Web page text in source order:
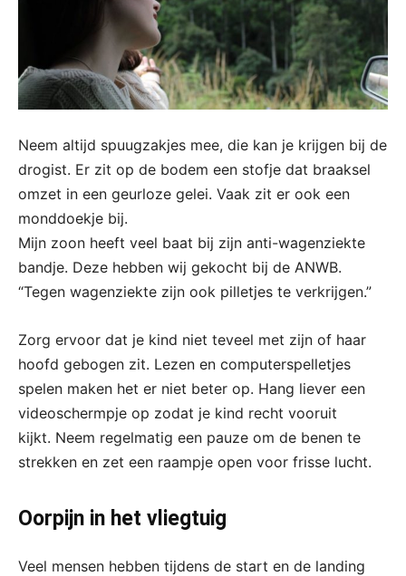
Neem altijd spuugzakjes mee, die kan je krijgen bij de
drogist. Er zit op de bodem een stofje dat braaksel
omzet in een geurloze gelei. Vaak zit er ook een
monddoekje bij.
Mijn zoon heeft veel baat bij zijn anti-wagenziekte
bandje. Deze hebben wij gekocht bij de ANWB.
“Tegen wagenziekte zijn ook pilletjes te verkrijgen.”
Zorg ervoor dat je kind niet teveel met zijn of haar
hoofd gebogen zit. Lezen en computerspelletjes
spelen maken het er niet beter op. Hang liever een
videoschermpje op zodat je kind recht vooruit
kijkt. Neem regelmatig een pauze om de benen te
strekken en zet een raampje open voor frisse lucht.
Oorpijn in het vliegtuig
Veel mensen hebben tijdens de start en de landing